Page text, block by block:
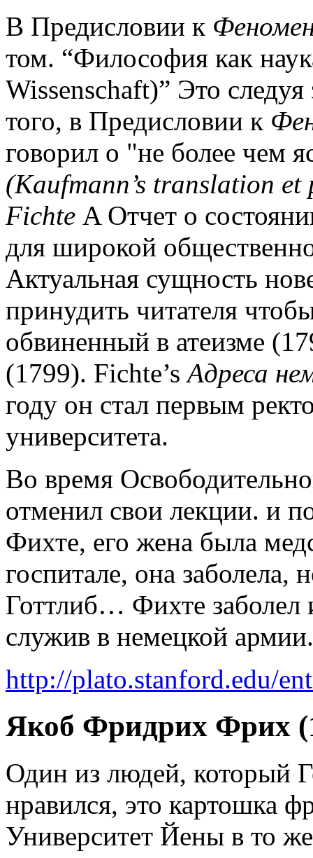
В Предисловии к
том. “Философия как
Wissenschaft)” Это
того, в Предисловии к
говорил о "не более чем
(Kaufmann’s translation
Fichte A Отчет о
для широкой
Актуальная сущность
принудить читателя
обвиненный в атеизме
(1799). Fichte’sАдреса
году он стал первым
университета.
Во время
отменил свои лекции. и
Фихте, его жена была
госпитале, она
Готтлиб… Фихте заболел
служив в немецкой
http://plato.stanford.edu/
Якоб Фридрих Фрих
Один из людей, который
нравился, это картошка
Университет Йены в то